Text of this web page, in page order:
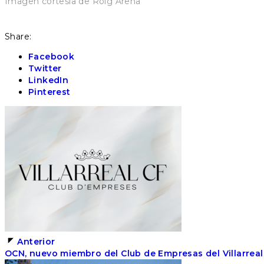
Share:
Facebook
Twitter
LinkedIn
Pinterest
Anterior
OCN, nuevo miembro del Club de Empresas del Villarreal